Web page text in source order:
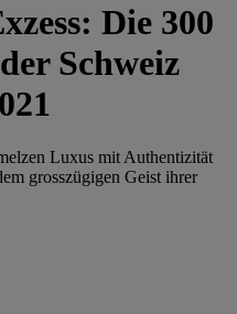
Die 300
Schweiz
Luxus mit Authentizität
grosszügigen Geist ihrer